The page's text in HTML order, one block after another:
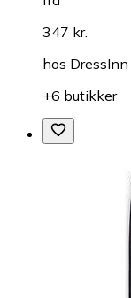
347 kr.
hos DressInn
+6 butikker